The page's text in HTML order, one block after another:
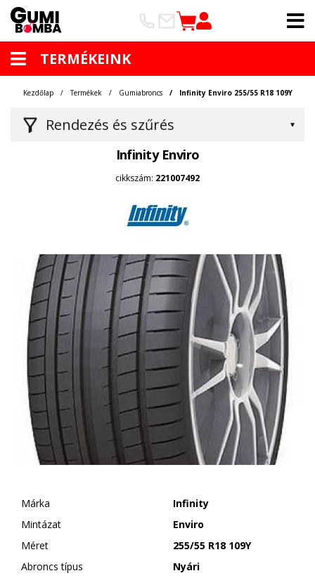
TERMÉKEINK
Rendezés és szűrés
Kezdőlap Termékek Gumiabroncs Infinity Enviro 255/55 R18 109Y
Infinity Enviro
cikkszám: 221007492
Márka
Infinity
Mintázat
Enviro
Méret
255/55 R18 109Y
Abroncs típus
Nyári